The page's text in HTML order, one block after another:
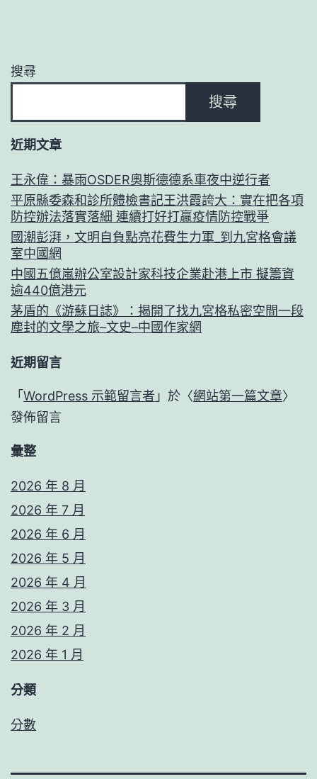
搜尋
搜尋
近期文章
王永偉：暴雨OSDER奧斯德德系車夜中逆行者
平原縣委森和診所體檢書記王洪霞誇大：實在把各項
防控辦法落實落細 連續打好打贏疫情防控戰爭
國潮彭湃，文明自負點亮花費生力軍_到九宮格會議
室中國網
中國五億嵐辦公室設計家科技企業赴港上市 擬籌資
逾440億港元
茅盾的《游蘇日誌》：揭開了找九宮格私密空間一段
塵封的文學之旅–文史–中國作家網
近期留言
「 WordPress 示範留言者 」於〈網站第一篇文章〉
發佈留言
彙整
2026 年 8 月
2026 年 7 月
2026 年 6 月
2026 年 5 月
2026 年 4 月
2026 年 3 月
2026 年 2 月
2026 年 1 月
分類
分數